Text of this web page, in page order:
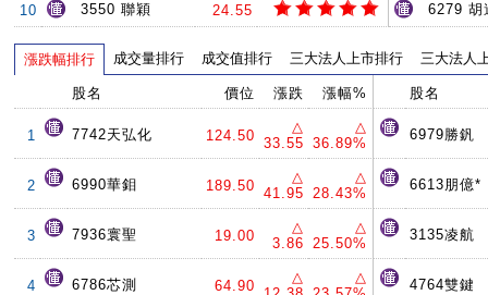
10 3550 聯穎 24.55 6279 胡
漲跌幅排行 成交量排行 成交值排行 三大法人上市排行 三大法人
股名 價位 漲跌 漲幅%
1 7742天弘化 124.50
△
33.55
△
36.89%
2 6990華鉬 189.50
△
41.95
△
28.43%
3 7936寰聖 19.00
△
3.86
△
25.50%
4 6786芯測 64.90
△
△
股名
6979勝釩
6613朋億*
3135凌航
4764雙鍵